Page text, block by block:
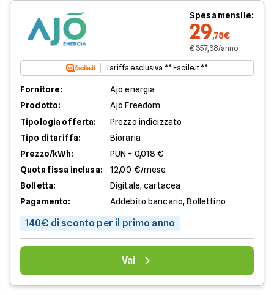
Spesa mensile:
29,78€
€ 357,38/anno
Tariffa esclusiva ** Facile.it **
Fornitore:
Ajò energia
Prodotto:
Ajò Freedom
Tipologia offerta:
Prezzo indicizzato
Tipo di tariffa:
Bioraria
Prezzo/kWh:
PUN + 0,018 €
Quota fissa inclusa:
12,00 €/mese
Bolletta:
Digitale, cartacea
Pagamento:
Addebito bancario, Bollettino
140€ di sconto per il primo anno
Vai